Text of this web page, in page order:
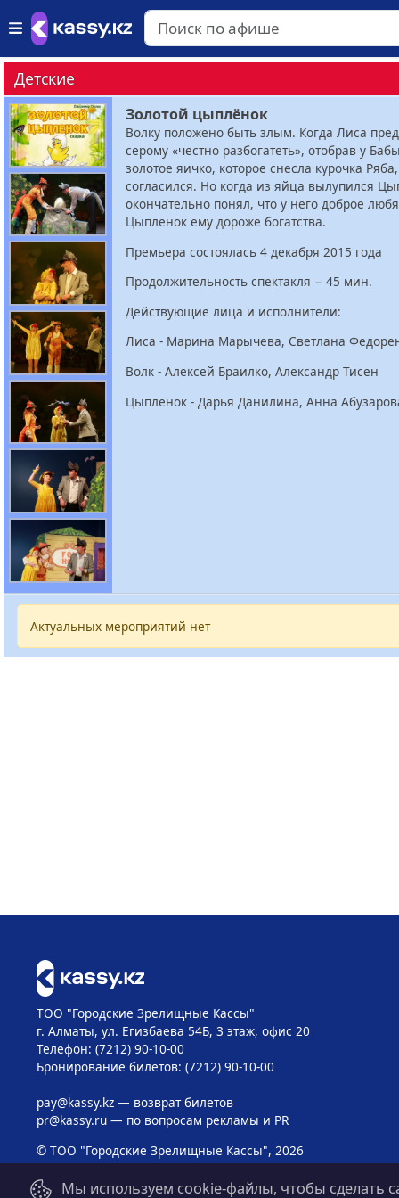
Детские
Золотой цыплёнок
Волку положено быть злым. Когда Лиса
серому «честно разбогатеть», отобрав у
золотое яичко, которое снесла курочка
согласился. Но когда из яйца вылупился
окончательно понял, что у него доброе
Цыпленок ему дороже богатства.
Премьера состоялась 4 декабря 2015 года
Продолжительность спектакля − 45 мин.
Действующие лица и исполнители:
Лиса - Марина Марычева, Светлана
Волк - Алексей Браилко, Александр Тисен
Цыпленок - Дарья Данилина, Анна
Актуальных мероприятий нет
ТОО "Городские Зрелищные Кассы"
г. Алматы, ул. Егизбаева 54Б, 3 этаж, офис 20
Телефон: (7212) 90-10-00
Бронирование билетов: (7212) 90-10-00
pay@kassy.kz— возврат билетов
pr@kassy.ru— по вопросам рекламы и PR
© ТОО "Городские Зрелищные Кассы", 2026
Мы используем cookie-файлы, чтобы сделать